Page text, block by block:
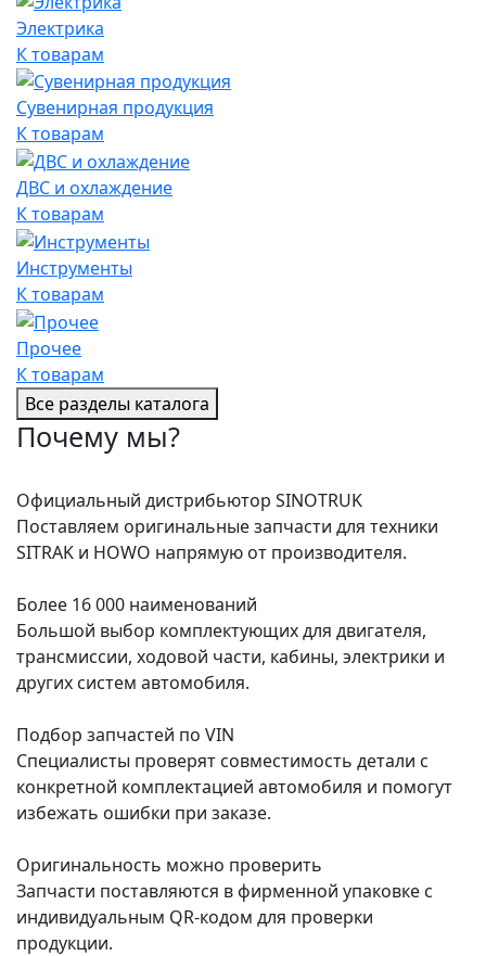
Электрика
К товарам
Сувенирная продукция
К товарам
ДВС и охлаждение
К товарам
Инструменты
К товарам
Прочее
К товарам
Все разделы каталога
Почему мы?
Официальный дистрибьютор SINOTRUK
Поставляем оригинальные запчасти для техники
SITRAK и HOWO напрямую от производителя.
Более 16 000 наименований
Большой выбор комплектующих для двигателя,
трансмиссии, ходовой части, кабины, электрики и
других систем автомобиля.
Подбор запчастей по VIN
Специалисты проверят совместимость детали с
конкретной комплектацией автомобиля и помогут
избежать ошибки при заказе.
Оригинальность можно проверить
Запчасти поставляются в фирменной упаковке с
индивидуальным QR-кодом для проверки
продукции.